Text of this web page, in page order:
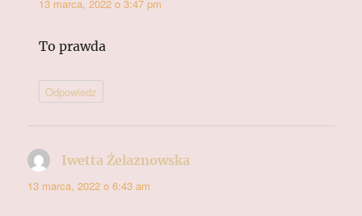
13 marca, 2022 o 3:47 pm
To prawda
Odpowiedz
Iwetta Żelaznowska
13 marca, 2022 o 6:43 am